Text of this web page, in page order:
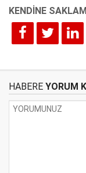
HABERE YORUM